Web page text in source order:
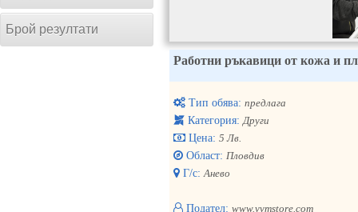
Брой резултати
Работни ръкавици от кожа и
Тип обява: предлага
Категория: Други
Цена: 5 Лв.
Област: Пловдив
Г/с: Анево
Подател: www.vvmstore.com